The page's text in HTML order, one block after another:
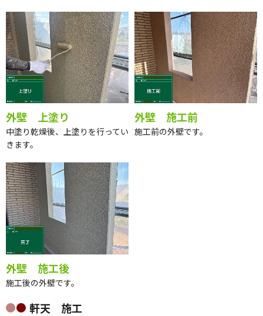
外壁 上塗り
中塗り乾燥後、上塗りを行ってい
きます。
外壁 施工前
施工前の外壁です。
外壁 施工後
施工後の外壁です。
軒天 施工